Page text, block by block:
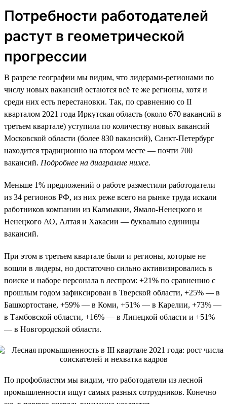
Потребности работодателей
растут в геометрической
прогрессии
В разрезе географии мы видим, что лидерами-регионами по
числу новых вакансий остаются всё те же регионы, хотя и
среди них есть перестановки. Так, по сравнению со II
кварталом 2021 года Иркутская область (около 670 вакансий в
третьем квартале) уступила по количеству новых вакансий
Московской области (более 830 вакансий), Санкт-Петербург
находится традиционно на втором месте — почти 700
вакансий. Подробнее на диаграмме ниже.
Меньше 1% предложений о работе разместили работодатели
из 34 регионов РФ, из них реже всего на рынке труда искали
работников компании из Калмыкии, Ямало-Ненецкого и
Ненецкого АО, Алтая и Хакасии — буквально единицы
вакансий.
При этом в третьем квартале были и регионы, которые не
вошли в лидеры, но достаточно сильно активизировались в
поиске и наборе персонала в леспром: +21% по сравнению с
прошлым годом зафиксирован в Тверской области, +25% — в
Башкортостане, +59% — в Коми, +51% — в Карелии, +73% —
в Тамбовской области, +16% — в Липецкой области и +51%
— в Новгородской области.
По профобластям мы видим, что работодатели из лесной
промышленности ищут самых разных сотрудников. Конечно